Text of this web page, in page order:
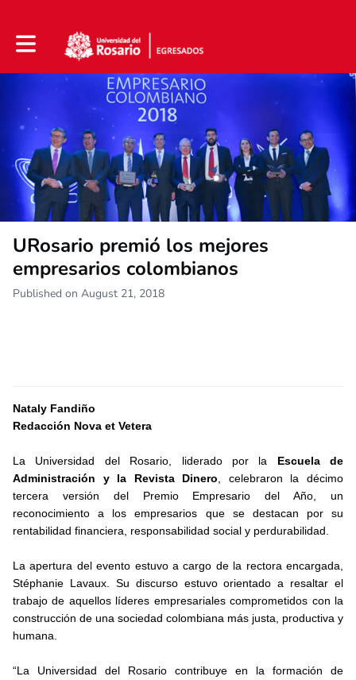
Toggle main navigation
URosario premió los mejores
empresarios colombianos
Published on August 21, 2018
Nataly Fandiño
Redacción Nova et Vetera
La Universidad del Rosario, liderado por la Escuela de
Administración y la Revista Dinero , celebraron la décimo
tercera versión del Premio Empresario del Año, un
reconocimiento a los empresarios que se destacan por su
rentabilidad financiera, responsabilidad social y perdurabilidad.
La apertura del evento estuvo a cargo de la rectora encargada,
Stéphanie Lavaux. Su discurso estuvo orientado a resaltar el
trabajo de aquellos líderes empresariales comprometidos con la
construcción de una sociedad colombiana más justa, productiva y
humana.
“La Universidad del Rosario contribuye en la formación de